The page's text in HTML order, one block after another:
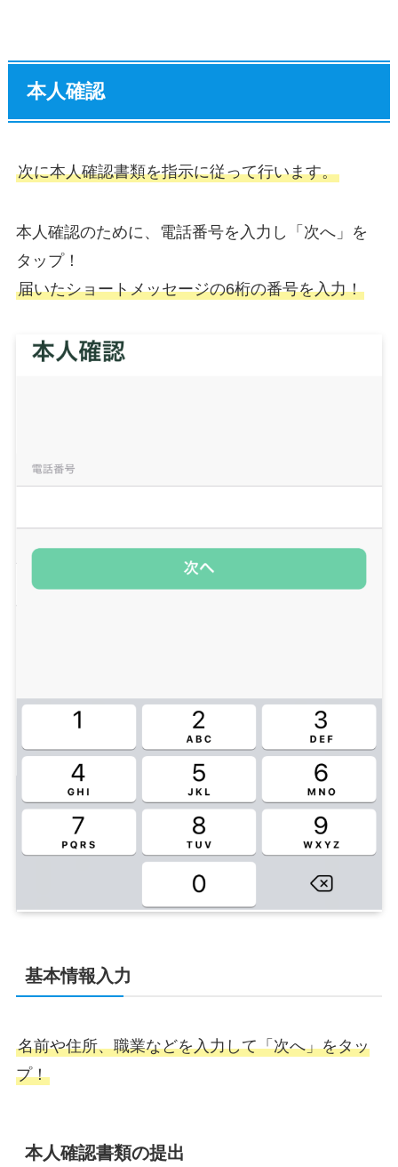
本人確認
次に本人確認書類を指示に従って行います。
本人確認のために、電話番号を入力し「次へ」を
タップ！
届いたショートメッセージの6桁の番号を入力！
基本情報入力
名前や住所、職業などを入力して「次へ」をタッ
プ！
本人確認書類の提出